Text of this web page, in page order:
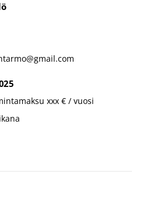
xxx € / vuosi